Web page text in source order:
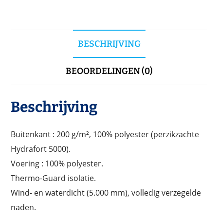
BESCHRIJVING
BEOORDELINGEN (0)
Beschrijving
Buitenkant : 200 g/m², 100% polyester (perzikzachte
Hydrafort 5000).
Voering : 100% polyester.
Thermo-Guard isolatie.
Wind- en waterdicht (5.000 mm), volledig verzegelde
naden.